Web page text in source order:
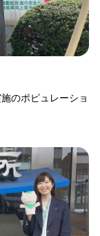
のポピュレーショ